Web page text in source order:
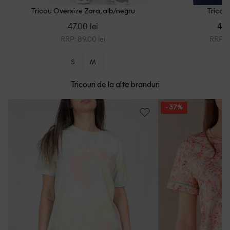
Tricou Oversize Zara, alb/negru
47.00 lei
RRP: 89.00 lei
S M
RRP:
Tricouri de la alte branduri
- 37%